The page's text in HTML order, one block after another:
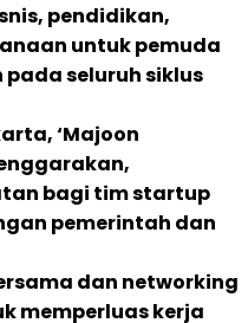
pendidikan,
untuk pemuda
seluruh siklus
‘Majoon
bagi tim startup
pemerintah dan
dan networking
memperluas kerja